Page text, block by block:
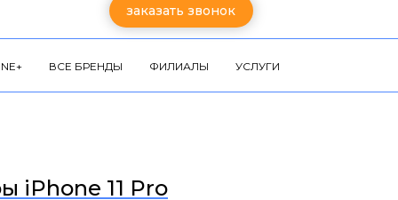
заказать звонок
ВСЕ БРЕНДЫ ФИЛИАЛЫ УСЛУГИ
iPhone 11 Pro